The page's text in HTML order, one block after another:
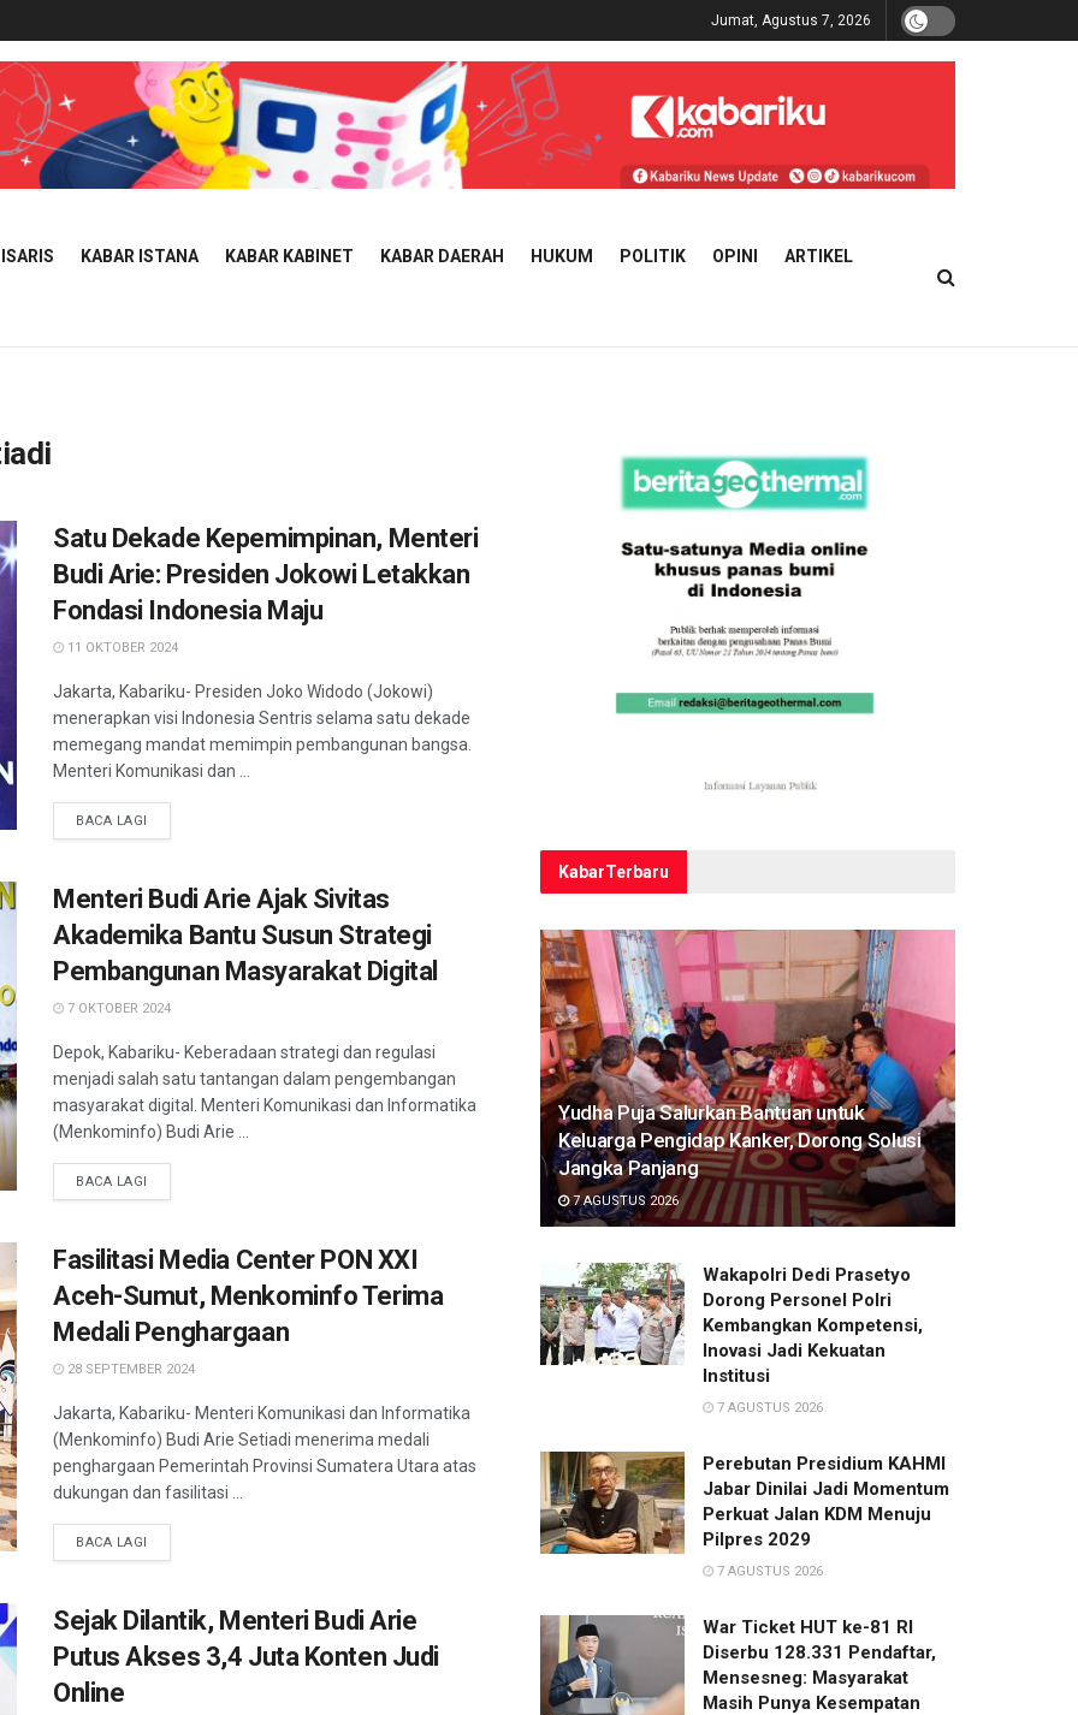
Jumat, Agustus 7, 2026
KABAR ISTANA KABAR KABINET KABAR DAERAH HUKUM POLITIK OPINI ARTIKEL
Satu Dekade Kepemimpinan, Menteri
Budi Arie: Presiden Jokowi Letakkan
Fondasi Indonesia Maju
11 OKTOBER 2024
Jakarta, Kabariku- Presiden Joko Widodo (Jokowi)
menerapkan visi Indonesia Sentris selama satu dekade
memegang mandat memimpin pembangunan bangsa.
Menteri Komunikasi dan ...
BACA LAGI
Menteri Budi Arie Ajak Sivitas
Akademika Bantu Susun Strategi
Pembangunan Masyarakat Digital
7 OKTOBER 2024
Depok, Kabariku- Keberadaan strategi dan regulasi
menjadi salah satu tantangan dalam pengembangan
masyarakat digital. Menteri Komunikasi dan Informatika
(Menkominfo) Budi Arie ...
BACA LAGI
Fasilitasi Media Center PON XXI
Aceh-Sumut, Menkominfo Terima
Medali Penghargaan
28 SEPTEMBER 2024
Jakarta, Kabariku- Menteri Komunikasi dan Informatika
(Menkominfo) Budi Arie Setiadi menerima medali
penghargaan Pemerintah Provinsi Sumatera Utara atas
dukungan dan fasilitasi ...
BACA LAGI
Sejak Dilantik, Menteri Budi Arie
Putus Akses 3,4 Juta Konten Judi
Online
KabarTerbaru
Yudha Puja Salurkan Bantuan untuk
Keluarga Pengidap Kanker, Dorong Solusi
Jangka Panjang
7 AGUSTUS 2026
Wakapolri Dedi Prasetyo
Dorong Personel Polri
Kembangkan Kompetensi,
Inovasi Jadi Kekuatan
Institusi
7 AGUSTUS 2026
Perebutan Presidium KAHMI
Jabar Dinilai Jadi Momentum
Perkuat Jalan KDM Menuju
Pilpres 2029
7 AGUSTUS 2026
War Ticket HUT ke-81 RI
Diserbu 128.331 Pendaftar,
Mensesneg: Masyarakat
Masih Punya Kesempatan